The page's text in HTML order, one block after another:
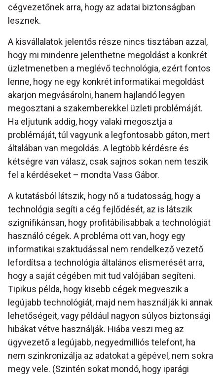
cégvezetőnek arra, hogy az adatai biztonságban
lesznek.
A kisvállalatok jelentős része nincs tisztában azzal,
hogy mi mindenre jelenthetne megoldást a konkrét
üzletmenetben a meglévő technológia, ezért fontos
lenne, hogy ne egy konkrét informatikai megoldást
akarjon megvásárolni, hanem hajlandó legyen
megosztani a szakemberekkel üzleti problémáját.
Ha eljutunk addig, hogy valaki megosztja a
problémáját, túl vagyunk a legfontosabb gáton, mert
általában van megoldás. A legtöbb kérdésre és
kétségre van válasz, csak sajnos sokan nem teszik
fel a kérdéseket – mondta Vass Gábor.
A kutatásból látszik, hogy nő a tudatosság, hogy a
technológia segíti a cég fejlődését, az is látszik
szignifikánsan, hogy profitábilisabbak a technológiát
használó cégek. A probléma ott van, hogy egy
informatikai szaktudással nem rendelkező vezető
lefordítsa a technológia általános elismerését arra,
hogy a saját cégében mit tud valójában segíteni.
Tipikus példa, hogy kisebb cégek megveszik a
legújabb technológiát, majd nem használják ki annak
lehetőségeit, vagy például nagyon súlyos biztonsági
hibákat vétve használják. Hiába veszi meg az
ügyvezető a legújabb, negyedmilliós telefont, ha
nem szinkronizálja az adatokat a gépével, nem sokra
megy vele. (Szintén sokat mondó, hogy iparági